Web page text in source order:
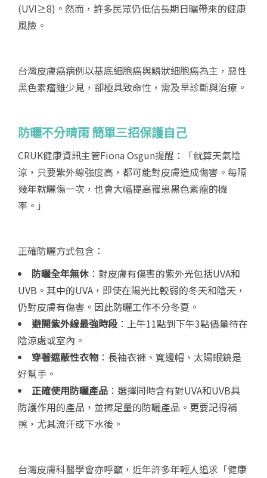
(UVI≥8)。然而，許多民眾仍低估長期日曬帶來的健康
風險。
台灣皮膚癌病例以基底細胞癌與鱗狀細胞癌為主，惡性
黑色素瘤雖少見，卻極具致命性，需及早診斷與治療。
防曬不分晴雨簡單三招保護自己
CRUK健康資訊主管Fiona Osgun提醒：「就算天氣陰
涼，只要紫外線強度高，都可能對皮膚造成傷害。每隔
幾年就曬傷一次，也會大幅提高罹患黑色素瘤的機
率。」
正確防曬方式包含：
防曬全年無休 ：對皮膚有傷害的紫外光包括UVA和
UVB。其中的UVA，即使在陽光比較弱的冬天和陰天，
仍對皮膚有傷害。因此防曬工作不分冬夏。
避開紫外線最強時段：上午11點到下午3點儘量待在
陰涼處或室內。
穿著遮蔽性衣物：長袖衣褲、寬邊帽、太陽眼鏡是
好幫手。
正確使用防曬產品 ：選擇同時含有對UVA和UVB具
防護作用的產品，並擦足量的防曬產品。更要記得補
擦，尤其流汗或下水後。
台灣皮膚科醫學會亦呼籲，近年許多年輕人追求「健康